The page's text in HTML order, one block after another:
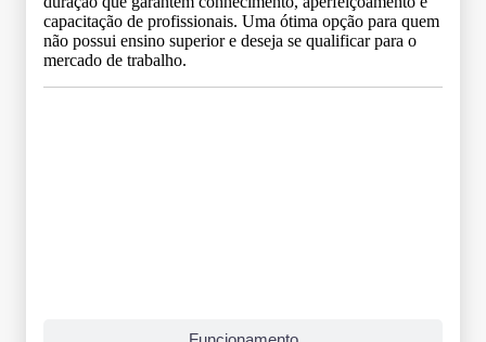
capacitação de profissionais. Uma ótima opção para quem
não possui ensino superior e deseja se qualificar para o
mercado de trabalho.